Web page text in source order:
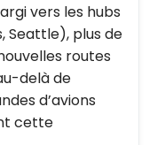
vers les hubs
Seattle), plus de
routes
delà de
d’avions
cette